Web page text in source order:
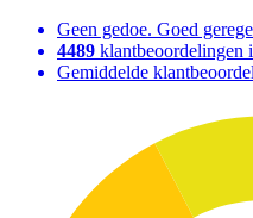
Geen gedoe. Goed
4489 klantbeoordelingen
Gemiddelde